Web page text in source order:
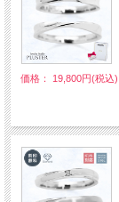
価格： 19,800円(税込)